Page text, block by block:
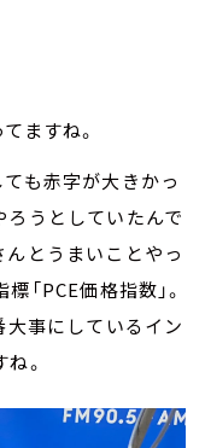
ますね。
も赤字が大きかっ
ろうとしていたんで
んとうまいことやっ
「PCE価格指数」。
事にしているイン
。